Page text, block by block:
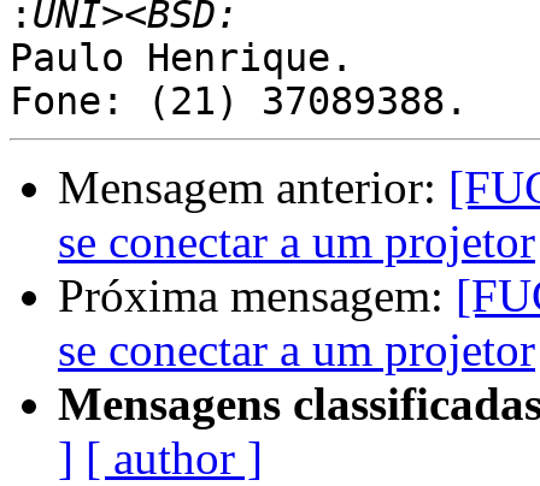
:
Paulo Henrique.
Mensagem anterior:
se conectar a um projetor
Próxima mensagem:
se conectar a um projetor
Mensagens
] [ author ]